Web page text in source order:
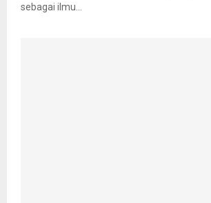
sebagai ilmu...